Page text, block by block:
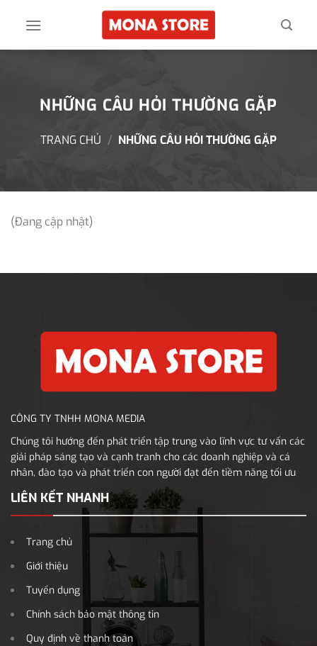
NHỮNG CÂU HỎI THƯỜNG GẶP
TRANG CHỦ / NHỮNG CÂU HỎI THƯỜNG GẶP
(Đang cập nhật)
CÔNG TY TNHH MONA MEDIA
Chúng tôi hướng đến phát triển tập trung vào lĩnh vực tư vấn các
giải pháp sáng tạo và cạnh tranh cho các doanh nghiệp và cá
nhân, đào tạo và phát triển con người đạt đến tiềm năng tối ưu
LIÊN KẾT NHANH
Trang chủ
Giới thiệu
Tuyển dụng
Chính sách bảo mật thông tin
Quy định về thanh toán